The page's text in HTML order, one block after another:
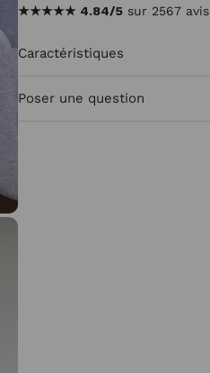
★★★★★ 4.84/5 sur 2567 avis
Caractéristiques
Poser une question